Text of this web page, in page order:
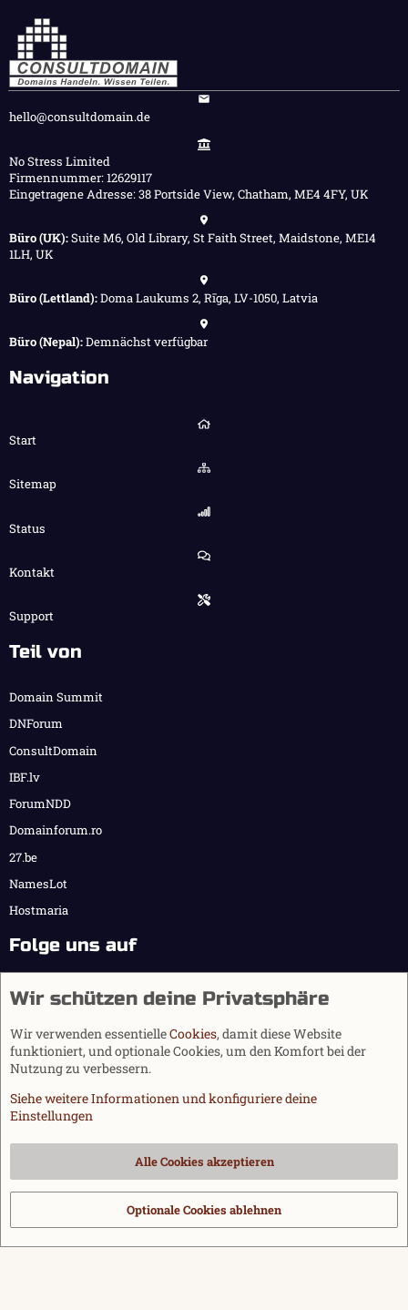
hello@consultdomain.de
No Stress Limited
Firmennummer: 12629117
Eingetragene Adresse: 38 Portside View, Chatham, ME4 4FY, UK
Büro (UK):Suite M6, Old Library, St Faith Street, Maidstone, ME14
1LH, UK
Büro (Lettland):Doma Laukums 2, Rīga, LV-1050, Latvia
Büro (Nepal):Demnächst verfügbar
Navigation
Start
Sitemap
Status
Kontakt
Support
Teil von
Domain Summit
DNForum
ConsultDomain
IBF.lv
ForumNDD
Domainforum.ro
27.be
NamesLot
Hostmaria
Folge uns auf
Cookies
Datenschutz
Hilfe und Impressum
Start
S
Community platform by XenForo® © 2010-2026 XenForo Ltd.
via s9e/MediaSites
Wir schützen deine Privatsphäre
Wir verwenden essentielleCookies, damit diese Website
funktioniert, und optionale Cookies, um den Komfort bei der
Nutzung zu verbessern.
Siehe weitere Informationen und konfiguriere deine
Einstellungen
Alle Cookies akzeptieren
Optionale Cookies ablehnen